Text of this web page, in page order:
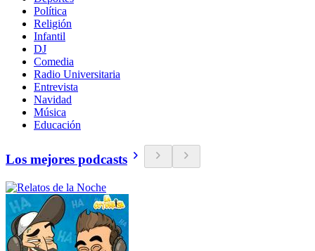
Política
Religión
Infantil
DJ
Comedia
Radio Universitaria
Entrevista
Navidad
Música
Educación
Los mejores podcasts